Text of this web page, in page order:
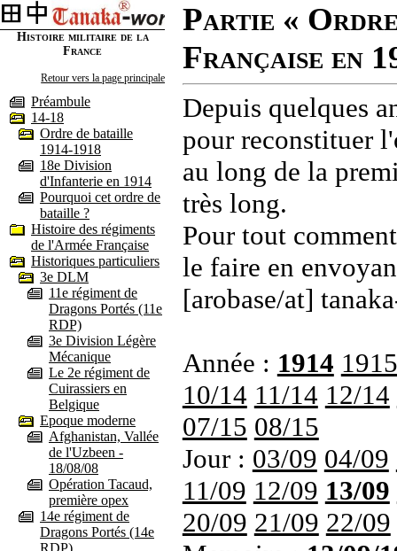
Histoire militaire de la
France
Retour vers la page principale
Préambule
14-18
Ordre de bataille
1914-1918
18e Division
d'Infanterie en 1914
Pourquoi cet ordre de
bataille ?
Histoire des régiments
de l'Armée Française
Historiques particuliers
3e DLM
11e régiment de
Dragons Portés (11e
RDP)
3e Division Légère
Mécanique
Le 2e régiment de
Cuirassiers en
Belgique
Epoque moderne
Afghanistan, Vallée
de l'Uzbeen -
18/08/08
Opération Tacaud,
première opex
14e régiment de
Dragons Portés (14e
RDP)
Partie «
Française en
Depuis quelques
pour reconstituer
au long de la
très long.
Pour tout
le faire en
[arobase/at]
Année : 1914 1915
10/14 11/14 12/14
07/15 08/15
Jour : 03/09 04/09
11/09 12/09 13/09
20/09 21/09 22/09